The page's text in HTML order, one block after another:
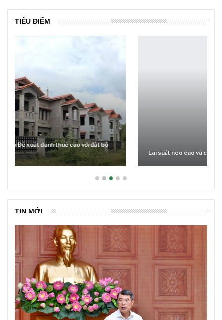
TIÊU ĐIỂM
Lãi suất neo cao và cuộc tái cơ cấu trên thị trường BĐS
TIN MỚI